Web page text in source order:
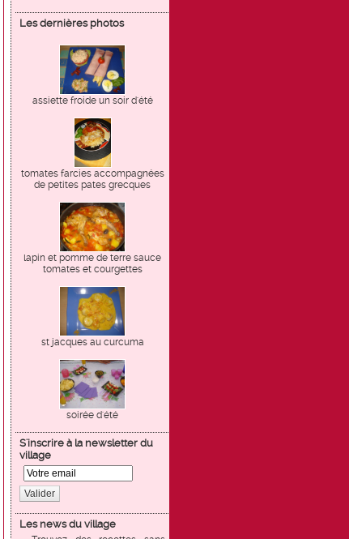
Les dernières photos
assiette froide un soir d'été
tomates farcies accompagnées
de petites pates grecques
lapin et pomme de terre sauce
tomates et courgettes
st jacques au curcuma
soirée d'été
S'inscrire à la newsletter du
village
Valider
Les news du village